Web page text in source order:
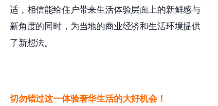
适，相信能给住户带来生活体验层面上的新鲜感与
新角度的同时，为当地的商业经济和生活环境提供
了新想法。
切勿错过这一体验奢华生活的大好机会！